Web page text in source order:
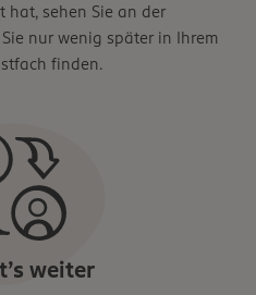
hat, sehen Sie an der
nur wenig später in Ihrem
finden.
weiter